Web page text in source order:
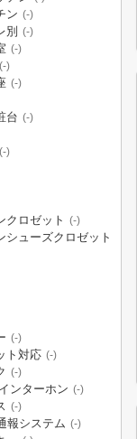
ン (-)
別 (-)
(-)
(-)
(-)
台 (-)
(-)
クロゼット (-)
シューズクロゼット
(-)
ト対応 (-)
(-)
ンターホン (-)
(-)
報システム (-)